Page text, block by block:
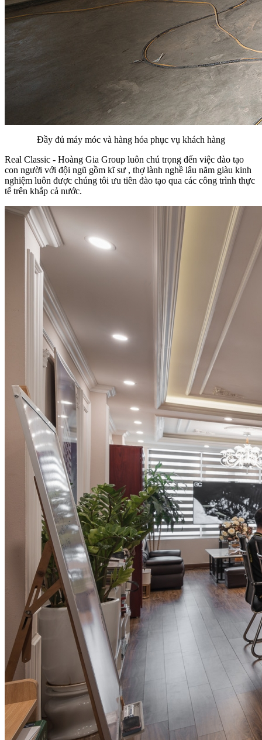
Đầy đủ máy móc và hàng hóa phục vụ khách hàng
Real Classic - Hoàng Gia Group luôn chú trọng đến việc đào tạo
con người với đội ngũ gồm kĩ sư , thợ lành nghề lâu năm giàu kinh
nghiệm luôn được chúng tôi ưu tiên đào tạo qua các công trình thực
tế trên khắp cả nước.